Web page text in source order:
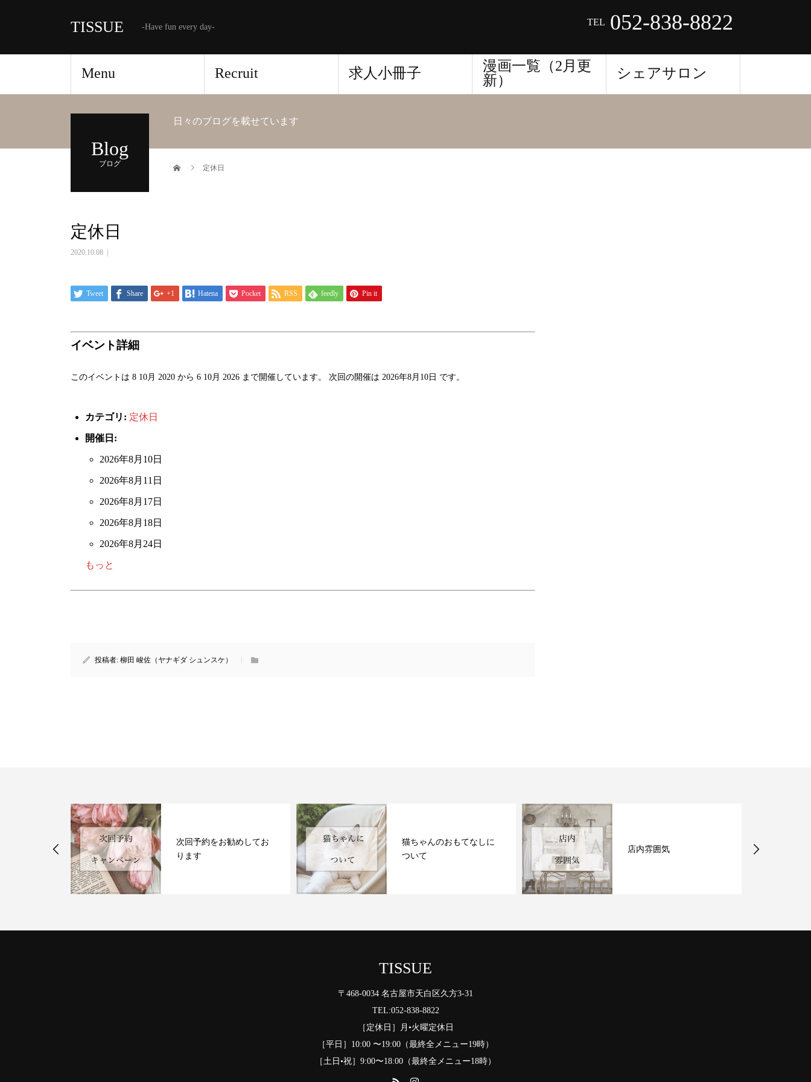
TISSUE -Have fun every day- TEL 052-838-8822
Menu Recruit 求人小冊子
漫画一覧（2月更
新）
シェアサロン
Blog
ブログ
日々のブログを載せています
定休日
定休日
2020.10.08
Tweet Share +1 Hatena Pocket RSS feedly Pin it
イベント詳細
このイベントは 8 10月 2020 から 6 10月 2026 まで開催しています。 次回の開催は 2026年8月10日 です。
カテゴリ: 定休日
開催日:
2026年8月10日
2026年8月11日
2026年8月17日
2026年8月18日
2026年8月24日
もっと
投稿者: 柳田 峻佐（ヤナギダ シュンスケ）
次回予約をお勧めしてお
ります
猫ちゃんのおもてなしに
ついて
店内雰囲気
TISSUE
〒468-0034 名古屋市天白区久方3-31
TEL:052-838-8822
［定休日］月•火曜定休日
［平日］10:00 〜19:00（最終全メニュー19時）
［土日•祝］9:00〜18:00（最終全メニュー18時）